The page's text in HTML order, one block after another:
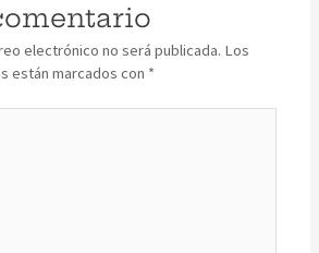
electrónico no será publicada. Los
están marcados con *